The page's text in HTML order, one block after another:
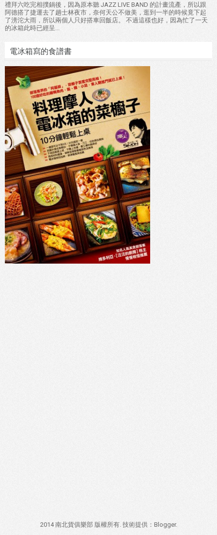
禮拜六吃完相撲鍋後，因為原本聽 JAZZ LIVE BAND 的計畫流產，所以跟
阿德搭了捷運去了趟士林夜市，奈何天公不做美，逛到一半的時候竟下起
了滂沱大雨，所以兩個人只好搭車回飯店。 不過這樣也好，因為忙了一天
的冰箱此時已經呈...
電冰箱寫的食譜書
2014 南北貨俱樂部 版權所有. 技術提供： Blogger.